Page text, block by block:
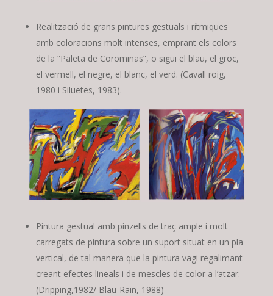
Realització de grans pintures gestuals i rítmiques
amb coloracions molt intenses, emprant els colors
de la “Paleta de Corominas”, o sigui el blau, el groc,
el vermell, el negre, el blanc, el verd. (Cavall roig,
1980 i Siluetes, 1983).
Pintura gestual amb pinzells de traç ample i molt
carregats de pintura sobre un suport situat en un pla
vertical, de tal manera que la pintura vagi regalimant
creant efectes lineals i de mescles de color a l’atzar.
(Dripping,1982/ Blau-Rain, 1988)